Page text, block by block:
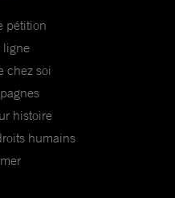
pétition
ligne
chez soi
histoire
humains